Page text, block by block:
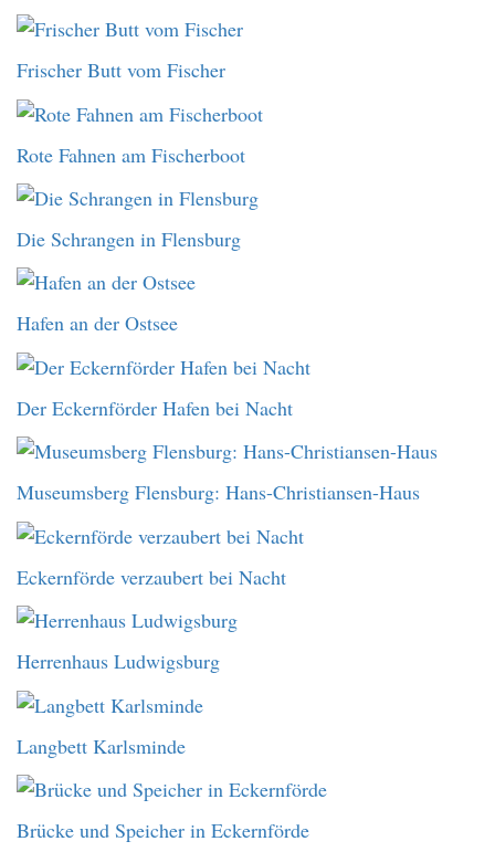
Frischer Butt vom Fischer
Rote Fahnen am Fischerboot
Die Schrangen in Flensburg
Hafen an der Ostsee
Der Eckernförder Hafen bei Nacht
Museumsberg Flensburg: Hans-Christiansen-Haus
Eckernförde verzaubert bei Nacht
Herrenhaus Ludwigsburg
Langbett Karlsminde
Brücke und Speicher in Eckernförde